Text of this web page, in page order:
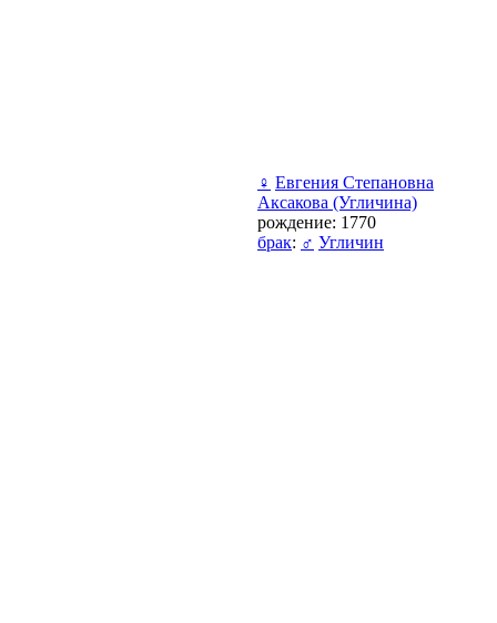
♀ Евгения Степановна
Аксакова (Угличина)
рождение: 1770
брак: ♂ Угличин